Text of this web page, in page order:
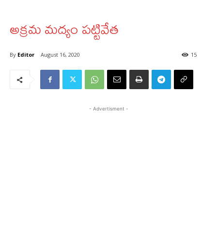
అక్రమ మద్యం పట్టివేత
By Editor August 16, 2020 15
- Advertisment -